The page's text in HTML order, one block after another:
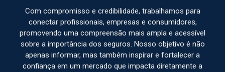
Com compromisso e credibilidade, trabalhamos para
conectar profissionais, empresas e consumidores,
promovendo uma compreensão mais ampla e acessível
sobre a importância dos seguros. Nosso objetivo é não
apenas informar, mas também inspirar e fortalecer a
confiança em um mercado que impacta diretamente a